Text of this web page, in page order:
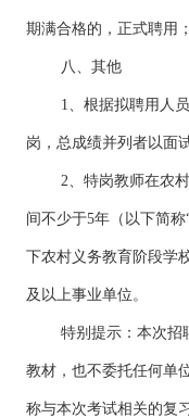
期满合格的，正式聘用
八、其他
1、根据拟聘用人
岗，总成绩并列者以面
2、特岗教师在农
间不少于5年（以下简
下农村义务教育阶段学
及以上事业单位。
特别提示：本次招
教材，也不委托任何单
称与本次考试相关的复